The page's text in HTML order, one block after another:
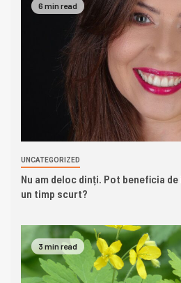
6 min read
UNCATEGORIZED
Nu am deloc dinți. Pot beneficia
un timp scurt?
3 min read